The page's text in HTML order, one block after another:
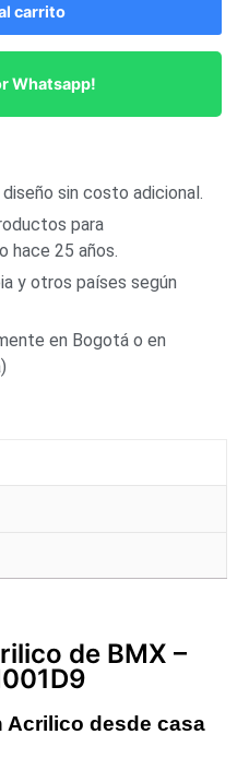
carrito
Whatsapp!
sin costo adicional.
para
hace 25 años.
y otros países según
en Bogotá o en
de BMX –
Acrilico desde casa